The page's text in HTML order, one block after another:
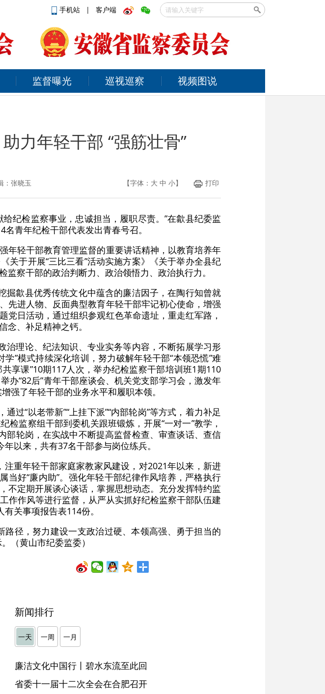
手机站 | 客户端
监督曝光 巡视巡察 视频图说
力年轻干部 “强筋壮骨”
张晓玉 【字体： 大 中 小】 打印
纪检监察事业，忠诚担当，履职尽责。”在歙县纪委监
青年纪检干部代表发出青春号召。
年轻干部教育管理监督的重要讲话精神，以教育培养年
关于开展“三比三看”活动实施方案》《关于举办全县纪
察干部的政治判断力、政治领悟力、政治执行力。
掘歙县优秀传统文化中蕴含的廉洁因子，在陶行知曾就
先进人物、反面典型教育年轻干部牢记初心使命，增强
日活动，通过组织参观红色革命遗址，重走红军路，
、补足精神之钙。
治理论、纪法知识、专业实务等内容，不断拓展学习形
”模式持续深化培训，努力破解年轻干部“本领恐慌”难
享课”10期117人次，举办纪检监察干部培训班1期110
办“82后”青年干部座谈会、机关党支部学习会，激发年
强了年轻干部的业务水平和履职本领。
过“以老带新”“上挂下派”“内部轮岗”等方式，着力补足
监察组干部到委机关跟班锻炼，开展“一对一”教学，
部轮岗，在实战中不断提高监督检查、审查谈话、查信
以来，共有37名干部参与岗位练兵。
注重年轻干部家庭家教家风建设，对2021年以来，新进
当好“廉内助”。强化年轻干部纪律作风培养，严格执行
不定期开展谈心谈话，掌握思想动态。充分发挥特约监
作作风等进行监督，从严从实抓好纪检监察干部队伍建
关事项报告表114份。
径，努力建设一支政治过硬、本领高强、勇于担当的
（黄山市纪委监委）
新闻排行
一天 一周 一月
廉洁文化中国行丨碧水东流至此回
省委十一届十二次全会在合肥召开